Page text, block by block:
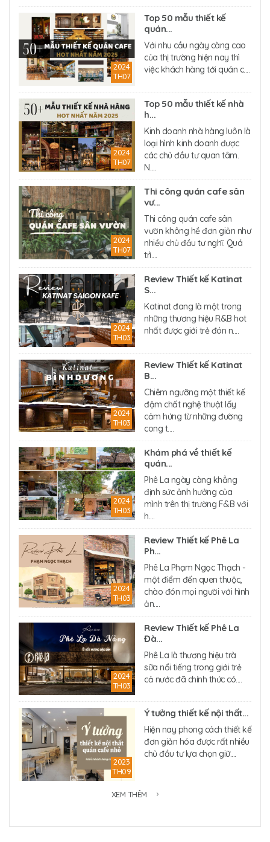
2024
TH07
Top 50 mẫu thiết kế
quán...
Với nhu cầu ngày càng cao
của thị trường hiện nay thì
việc khách hàng tới quán c....
2024
TH07
Top 50 mẫu thiết kế nhà
h...
Kinh doanh nhà hàng luôn là
loại hình kinh doanh được
các chủ đầu tư quan tâm.
N....
2024
TH07
Thi công quán cafe sân
vư...
Thi công quán cafe sân
vườn không hề đơn giản như
nhiều chủ đầu tư nghĩ. Quá
trì....
2024
TH03
Review Thiết kế Katinat
S...
Katinat đang là một trong
những thương hiệu R&B hot
nhất được giới trẻ đón n....
2024
TH03
Review Thiết kế Katinat
B...
Chiêm ngưỡng một thiết kế
đậm chất nghệ thuật lấy
cảm hứng từ những đường
cong t....
2024
TH03
Khám phá về thiết kế
quán...
Phê La ngày càng khẳng
định sức ảnh hưởng của
mình trên thị trường F&B với
h....
2024
TH03
Review Thiết kế Phê La
Ph...
Phê La Phạm Ngọc Thạch -
một điểm đến quen thuộc,
chào đón mọi người với hình
ản....
2024
TH03
Review Thiết kế Phê La
Đà...
Phê La là thương hiệu trà
sữa nổi tiếng trong giới trẻ
cả nước đã chính thức có....
2023
TH09
Ý tưởng thiết kế nội thất...
Hiện nay phong cách thiết kế
đơn giản hóa được rất nhiều
chủ đầu tư lựa chọn giữ....
XEM THÊM